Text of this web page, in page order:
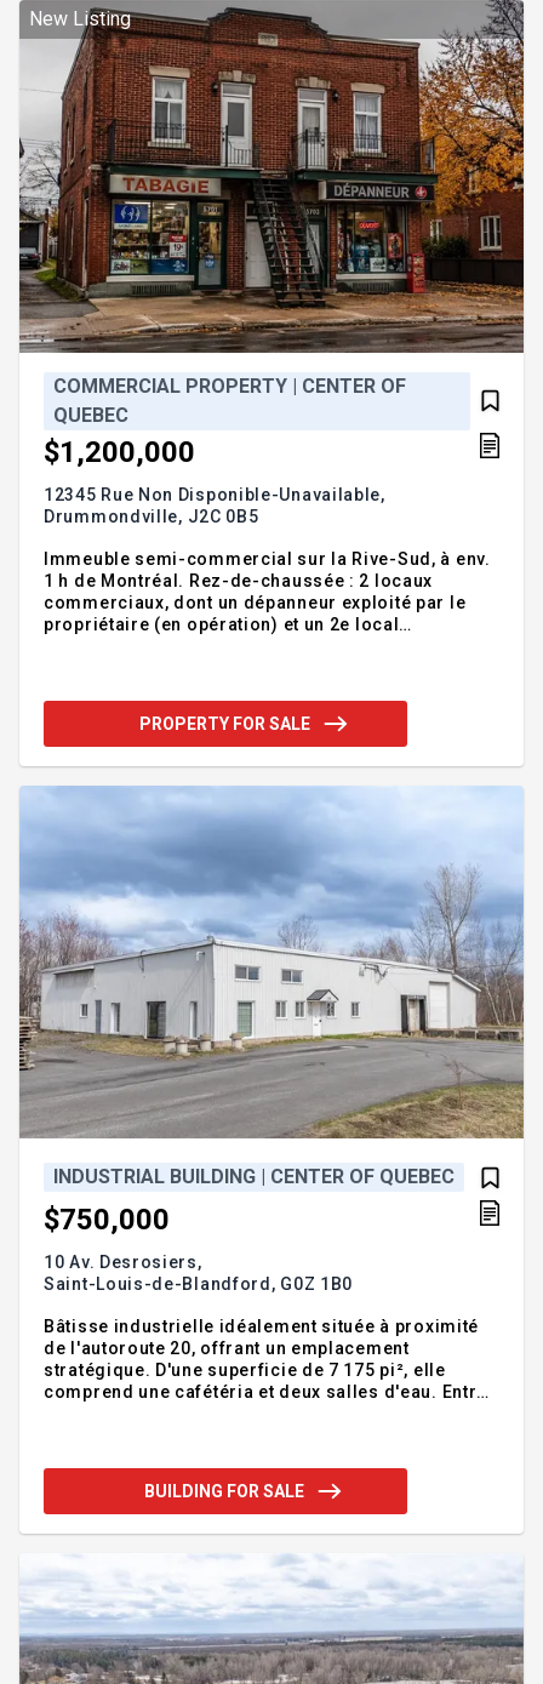
New Listing
COMMERCIAL PROPERTY | CENTER OF
QUEBEC
$1,200,000
12345 Rue Non Disponible-Unavailable,
Drummondville, J2C 0B5
Immeuble semi-commercial sur la Rive-Sud, à env.
1 h de Montréal. Rez-de-chaussée : 2 locaux
commerciaux, dont un dépanneur exploité par le
propriétaire (en opération) et un 2e local
27578351) et l'immeuble doivent être vendus
ensemble. Adresse et photo non divulguée à la
communiquer avec le courtier inscripteur.
PROPERTY FOR SALE
INDUSTRIAL BUILDING | CENTER OF QUEBEC
$750,000
10 Av. Desrosiers,
Saint-Louis-de-Blandford, G0Z 1B0
Bâtisse industrielle idéalement située à proximité
de l'autoroute 20, offrant un emplacement
stratégique. D'une superficie de 7 175 pi², elle
comprend une cafétéria et deux salles d'eau. Entrée
chauffage au propane, quai de chargement et porte
de garage au sol. Une opportunité à saisir!
Source d'alimentation en eau : Puit artésien. Pas de
test d'eau récent.
BUILDING FOR SALE